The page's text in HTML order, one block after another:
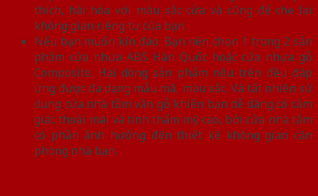
thích, hài hòa với màu sắc cửa và cũng để che lại
không gian riêng tư của bạn.
Nếu bạn muốn kín đáo. Bạn nên chọn 1 trong 2 sản
phẩm cửa nhựa ABS Hàn Quốc hoặc cửa nhựa gỗ
Composite. Hai dòng sản phẩm nêu trên đều đáp
ứng được đa dạng mẫu mã, màu sắc. Và tất nhiên sử
dụng cửa nhà tắm vân gỗ khiến bạn dễ dàng có cảm
giác thoải mái và tính thẩm mỹ cao, bởi cửa nhà tắm
có phần ảnh hưởng đến thiết kế không gian căn
phòng nhà bạn.